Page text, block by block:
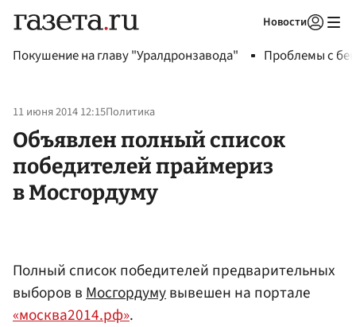
Новости
Покушение на главу "Уралдронзавода" Проблемы с
11 июня 2014 12:15Политика
Объявлен полный список
победителей праймериз
в Мосгордуму
Полный список победителей предварительных
выборов вМосгордумувывешен на портале
«москва2014.рф».